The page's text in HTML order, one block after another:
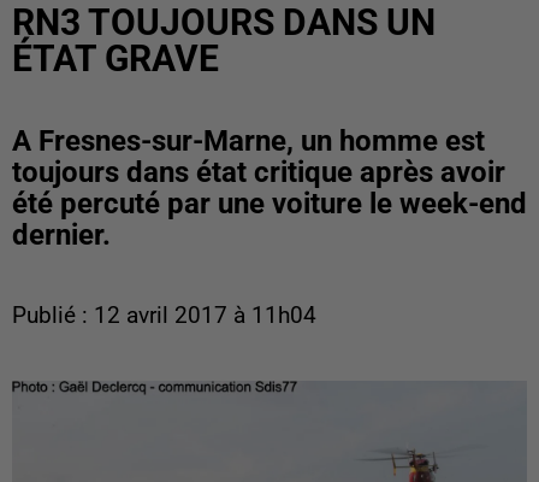
RN3 TOUJOURS DANS UN
ÉTAT GRAVE
A Fresnes-sur-Marne, un homme est
toujours dans état critique après avoir
été percuté par une voiture le week-end
dernier.
Publié : 12 avril 2017 à 11h04